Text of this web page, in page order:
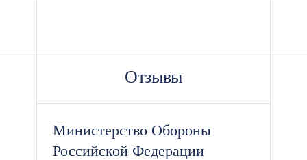
Отзывы
Министерство Обороны
Российской Федерации